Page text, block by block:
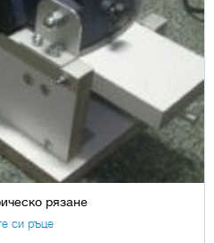
рязане
си ръце